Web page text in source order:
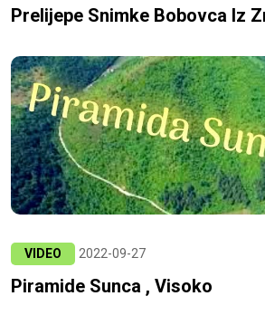
Prelijepe Snimke Bobovca Iz
VIDEO 2022-09-27
Piramide Sunca , Visoko